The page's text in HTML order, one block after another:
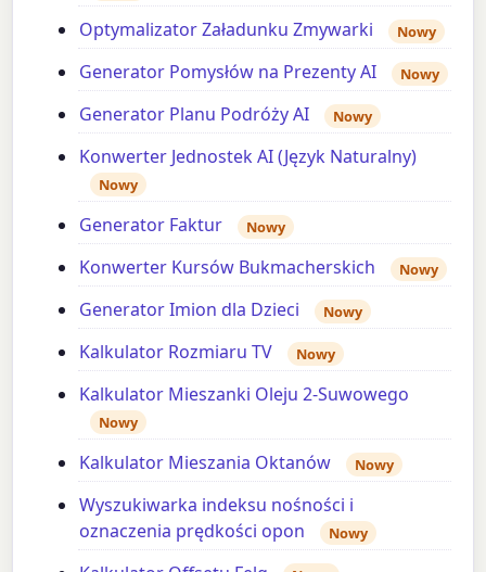
Optymalizator Załadunku Zmywarki Nowy
Generator Pomysłów na Prezenty AI Nowy
Generator Planu Podróży AI Nowy
Konwerter Jednostek AI (Język Naturalny)
Nowy
Generator Faktur Nowy
Konwerter Kursów Bukmacherskich Nowy
Generator Imion dla Dzieci Nowy
Kalkulator Rozmiaru TV Nowy
Kalkulator Mieszanki Oleju 2-Suwowego
Nowy
Kalkulator Mieszania Oktanów Nowy
Wyszukiwarka indeksu nośności i
oznaczenia prędkości opon
Nowy